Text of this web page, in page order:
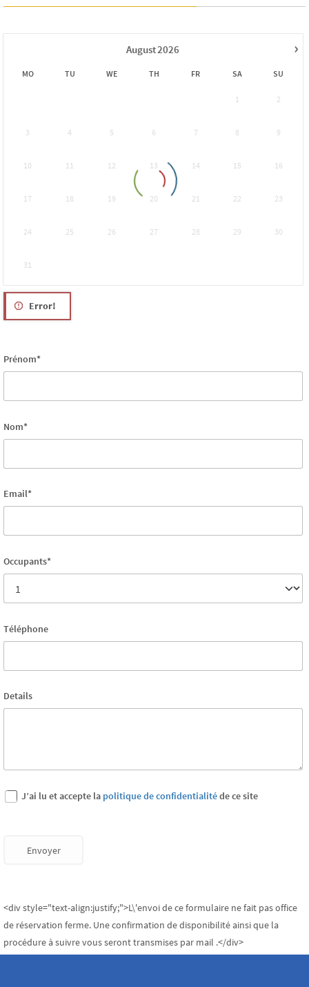
›
August2026
MO TU WE TH FR SA SU
1 2
3 4 5 6 7 8 9
10 11 12 13 14 15 16
17 18 19 20 21 22 23
24 25 26 27 28 29 30
31
Error!
Prénom*
Nom*
Email*
Occupants*
Téléphone
Details
J’ai lu et accepte la politique de confidentialitéde ce site
Envoyer
<div style="text-align:justify;">L\'envoi de ce formulaire ne fait pas office
de réservation ferme. Une confirmation de disponibilité ainsi que la
procédure à suivre vous seront transmises par mail .</div>